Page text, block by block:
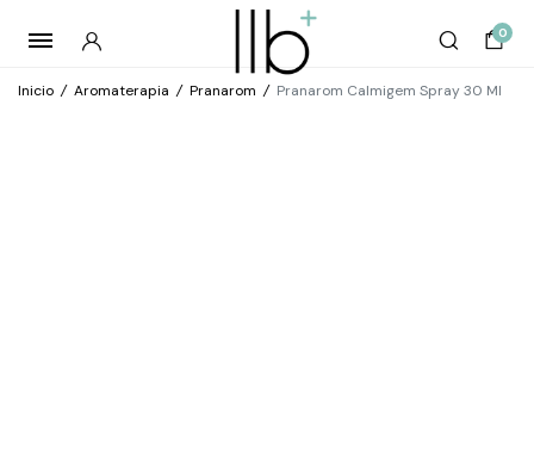
0
Inicio / Aromaterapia / Pranarom / Pranarom Calmigem Spray 30 Ml